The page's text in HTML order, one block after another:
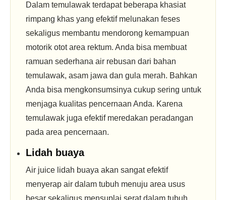
Dalam temulawak terdapat beberapa khasiat
rimpang khas yang efektif melunakan feses
sekaligus membantu mendorong kemampuan
motorik otot area rektum. Anda bisa membuat
ramuan sederhana air rebusan dari bahan
temulawak, asam jawa dan gula merah. Bahkan
Anda bisa mengkonsumsinya cukup sering untuk
menjaga kualitas pencernaan Anda. Karena
temulawak juga efektif meredakan peradangan
pada area pencernaan.
Lidah buaya
Air juice lidah buaya akan sangat efektif
menyerap air dalam tubuh menuju area usus
besar sekaligus mensuplai serat dalam tubuh.